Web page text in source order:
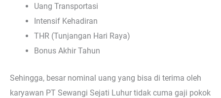
Uang Transportasi
Intensif Kehadiran
THR (Tunjangan Hari Raya)
Bonus Akhir Tahun
Sehingga, besar nominal uang yang bisa di terima oleh
karyawan PT Sewangi Sejati Luhur tidak cuma gaji pokok